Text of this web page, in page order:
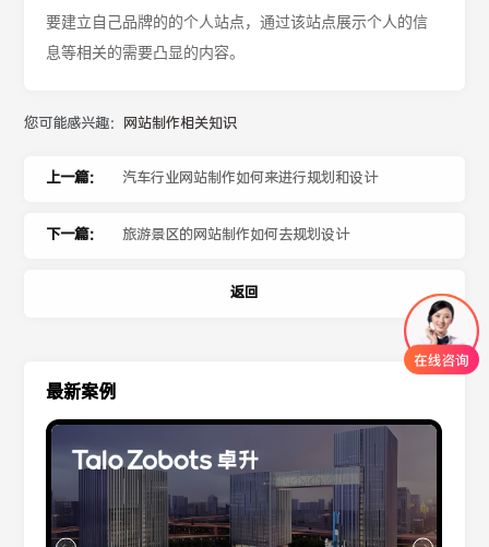
要建立自己品牌的的个人站点，通过该站点展示个人的信
息等相关的需要凸显的内容。
您可能感兴趣： 网站制作相关知识
上一篇： 汽车行业网站制作如何来进行规划和设计
下一篇： 旅游景区的网站制作如何去规划设计
返回
最新案例